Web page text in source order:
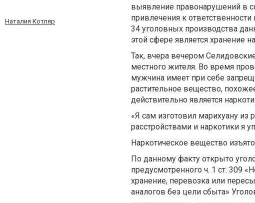
Наталия Котляр
выявление правонарушений в
привлечения к
34 уголовных производства
этой сфере является хранение
Так, вчера вечером
местного жителя. Во время
мужчина имеет при себе
растительное вещество,
действительно является
«Я сам изготовил марихуану из
расстройствами и наркотики я
Наркотическое вещество
По данному факту открыто
предусмотренного ч. 1 ст. 309
хранение, перевозка или
аналогов без цели сбыта»